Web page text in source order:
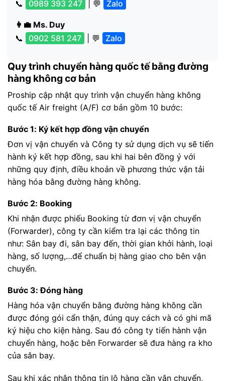
📞 0989 393 247 | 💬 Zalo
👩‍💼 Ms. Duy
📞
0902 581 247 | 💬 Zalo
Quy trình chuyển hàng quốc tế bằng đường
hàng không cơ bản
Proship cập nhật quy trình vận chuyển hàng không
quốc tế Air freight (A/F) cơ bản gồm 10 bước:
Bước 1: Ký kết hợp đồng vận chuyển
Đơn vị vận chuyển và Công ty sử dụng dịch vụ sẽ tiến
hành ký kết hợp đồng, sau khi hai bên đồng ý với
những quy định, điều khoản về phương thức vận tải
hàng hóa bằng đường hàng không.
Bước 2: Booking
Khi nhận được phiếu Booking từ đơn vị vận chuyển
(Forwarder), công ty cần kiểm tra lại các thông tin
như: Sân bay đi, sân bay đến, thời gian khởi hành, loại
hàng, số lượng,…để chuẩn bị hàng giao cho bên vận
chuyển.
Bước 3: Đóng hàng
Hàng hóa vận chuyển bằng đường hàng không cần
được đóng gói cẩn thận, đúng quy cách và có ghi mã
ký hiệu cho kiện hàng. Sau đó công ty tiến hành vận
chuyển hàng, hoặc bên Forwarder sẽ đưa hàng ra kho
của sân bay.
Sau khi xác nhận thông tin lô hàng cần vận chuyển,